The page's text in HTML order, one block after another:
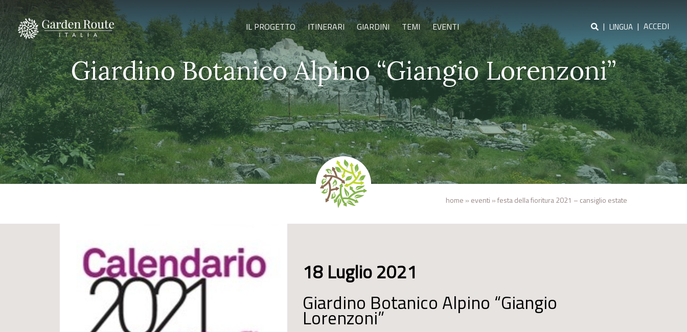
IL PROGETTO ITINERARI GIARDINI TEMI EVENTI | LINGUA | ACCEDI
Giardino Botanico Alpino “Giangio Lorenzoni”
home » eventi »festa della fioritura 2021 – cansiglio estate
18 Luglio 2021
Giardino Botanico Alpino “Giangio
Lorenzoni”